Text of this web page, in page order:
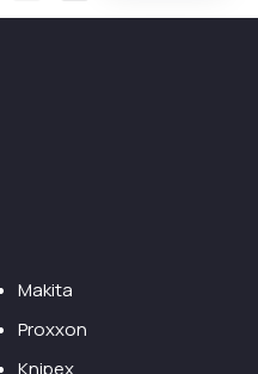
Makita
Proxxon
Knipex